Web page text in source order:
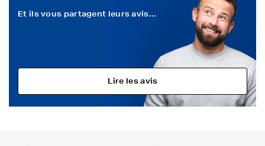
Et ils vous partagent leurs avis...
Lire les avis